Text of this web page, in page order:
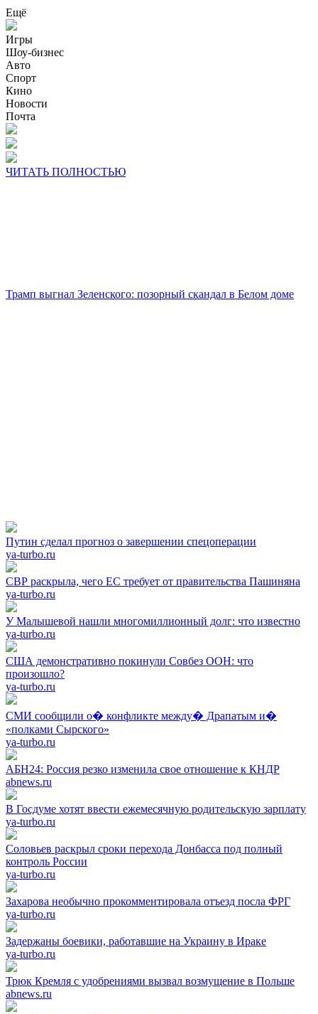
Ещё
Игры
Шоу-бизнес
Авто
Спорт
Кино
Новости
Почта
ЧИТАТЬ ПОЛНОСТЬЮ
Трамп выгнал Зеленского: позорный скандал в Белом доме
Путин сделал прогноз о завершении спецоперации
ya-turbo.ru
СВР раскрыла, чего ЕС требует от правительства Пашиняна
ya-turbo.ru
У Малышевой нашли многомиллионный долг: что известно
ya-turbo.ru
США демонстративно покинули Совбез ООН: что
произошло?
ya-turbo.ru
СМИ сообщили о� конфликте между� Драпатым и�
«полками Сырского»
ya-turbo.ru
АБН24: Россия резко изменила свое отношение к КНДР
abnews.ru
В Госдуме хотят ввести ежемесячную родительскую зарплату
ya-turbo.ru
Соловьев раскрыл сроки перехода Донбасса под полный
контроль России
ya-turbo.ru
Захарова необычно прокомментировала отъезд посла ФРГ
ya-turbo.ru
Задержаны боевики, работавшие на Украину в Ираке
ya-turbo.ru
Трюк Кремля с удобрениями вызвал возмущение в Польше
abnews.ru